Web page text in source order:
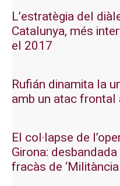
L’estratègia del
Catalunya, més
el 2017
Rufián dinamita la
amb un atac
El col·lapse de
Girona:
fracàs de